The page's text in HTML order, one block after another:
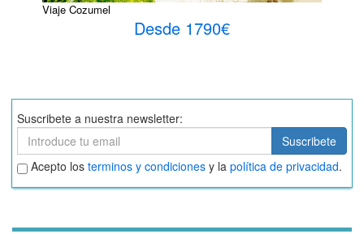
Viaje Cozumel
Desde 1790€
Suscribete a nuestra newsletter:
Suscribete
Suscribete
Aceptar
términos
y
Acepto los terminos y condiciones y la política de privacidad.